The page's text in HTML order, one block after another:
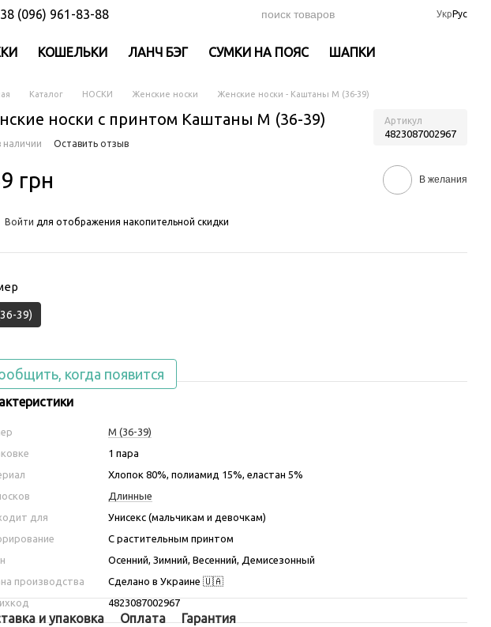
(096) 961-83-88 УкрРус
КОШЕЛЬКИ ЛАНЧ БЭГ СУМКИ НА ПОЯС ШАПКИ
Каталог НОСКИ Женские носки Женские носки - Каштаны M (36-39)
носки с принтом Каштаны M (36-39) Артикул
4823087002967
наличии Оставить отзыв
грн В желания
Войти для отображения накопительной скидки
39)
когда появится
M (36-39)
1 пара
Хлопок 80%, полиамид 15%, еластан 5%
Длинные
для
Унисекс (мальчикам и девочкам)
С растительным принтом
Осенний, Зимний, Весенний, Демисезонный
производства
Сделано в Украине 🇺🇦
4823087002967
и упаковка Оплата
Гарантия